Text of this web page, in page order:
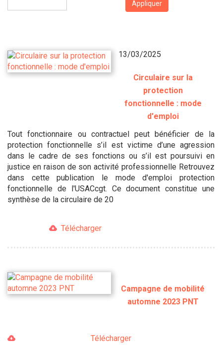
Appliquer
13/03/2025
Circulaire sur la
protection
fonctionnelle : mode
d'emploi
Tout fonctionnaire ou contractuel peut bénéficier de la
protection fonctionnelle s’il est victime d’une agression
dans le cadre de ses fonctions ou s’il est poursuivi en
justice en raison de son activité professionnelle Retrouvez
dans cette publication le mode d'emploi protection
fonctionnelle de l'USACcgt. Ce document constitue une
synthèse de la circulaire de 20
Télécharger
Campagne de mobilité
automne 2023 PNT
Télécharger